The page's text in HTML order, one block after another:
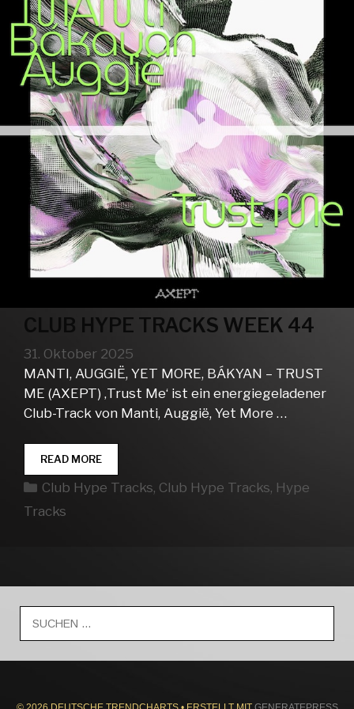
CLUB HYPE TRACKS WEEK 44
31. Oktober 2025
MANTI, AUGGIË, YET MORE, BÁKYAN – TRUST
ME (AXEPT) ‚Trust Me‘ ist ein energiegeladener
Club-Track von Manti, Auggië, Yet More …
READ MORECLUB
HYPE
TRACKS
Kategorien
Club Hype Tracks, Club Hype Tracks, Hype
Tracks
nach: